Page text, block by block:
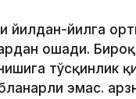
йилдан-йилга
ошади.
тўсқинлик
эмас.